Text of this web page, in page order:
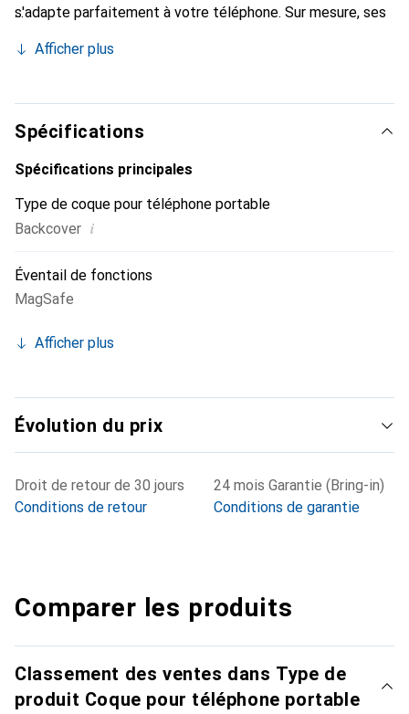
s'adapte parfaitement à votre téléphone. Sur mesure, ses
peau. Elle devient l'accessoire chic et indispensable pour
ses produits de haute qualité, la marque Noreve est un
choix fiable pour une clientèle exigeante.
Afficher plus
Spécifications
Spécifications principales
Type de coque pour téléphone portable
Backcover i
Éventail de fonctions
MagSafe
Afficher plus
Évolution du prix
Droit de retour de 30 jours
Conditions de retour
24 mois Garantie (Bring-in)
Conditions de garantie
Comparer les produits
Classement des ventes dans Type de
produit Coque pour téléphone portable